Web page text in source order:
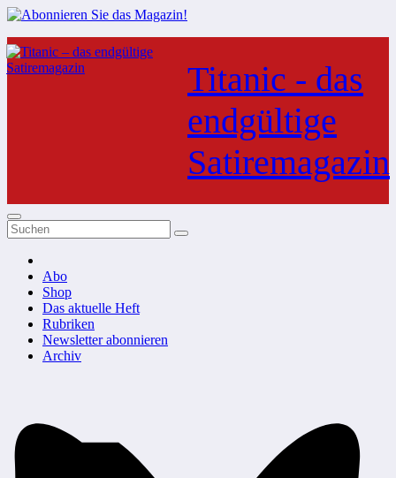
Zum
Inhalt
springen
Titanic - das
endgültige
Satiremagazin
Abo
Shop
Das aktuelle Heft
Rubriken
Newsletter abonnieren
Archiv